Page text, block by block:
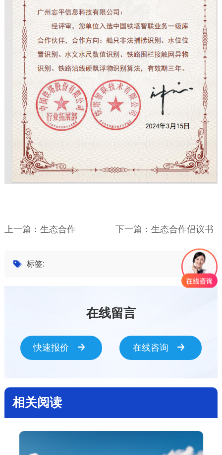
上一篇：生态合作 下一篇：生态合作倡议书
标签:
在线留言
快速报价 在线咨询
相关阅读